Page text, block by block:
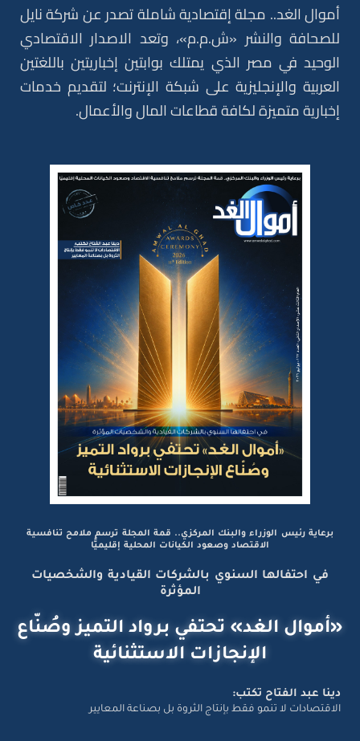
أموال الغد.. مجلة إقتصادية شاملة تصدر عن شركة نايل
للصحافة والنشر «ش.م.م»، وتعد الاصدار الاقتصادي
الوحيد في مصر الذي يمتلك بوابتين إخباريتين باللغتين
العربية والإنجليزية على شبكة الإنترنت؛ لتقديم خدمات
إخبارية متميزة لكافة قطاعات المال والأعمال.
برعاية رئيس الوزراء والبنك المركزي.. قمة المجلة ترسم ملامح تنافسية
الاقتصاد وصعود الكيانات المحلية إقليميًّا
في احتفالها السنوي بالشركات القيادية والشخصيات
المؤثرة
«أموال الغد» تحتفي برواد التميز وصُنّاع
الإنجازات الاستثنائية
دينا عبد الفتاح تكتب:
الاقتصادات لا تنمو فقط بإنتاج الثروة بل بصناعة المعايير